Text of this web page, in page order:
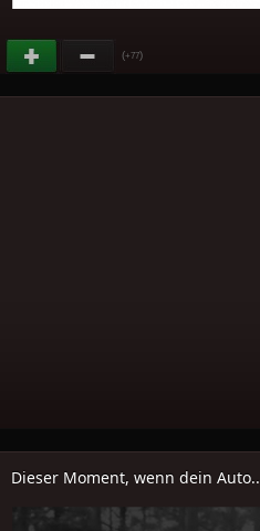
(+77)
Dieser Moment, wenn dein Auto..